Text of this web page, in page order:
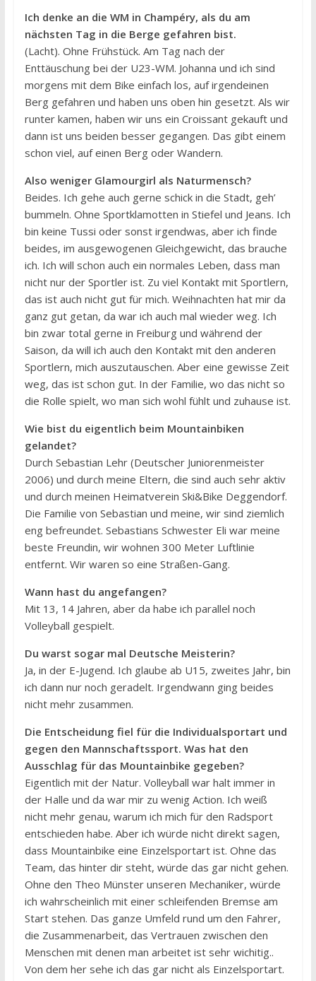
Ich denke an die WM in Champéry, als du am
nächsten Tag in die Berge gefahren bist.
(Lacht). Ohne Frühstück. Am Tag nach der
Enttäuschung bei der U23-WM. Johanna und ich sind
morgens mit dem Bike einfach los, auf irgendeinen
Berg gefahren und haben uns oben hin gesetzt. Als wir
runter kamen, haben wir uns ein Croissant gekauft und
dann ist uns beiden besser gegangen. Das gibt einem
schon viel, auf einen Berg oder Wandern.
Also weniger Glamourgirl als Naturmensch?
Beides. Ich gehe auch gerne schick in die Stadt, geh’
bummeln. Ohne Sportklamotten in Stiefel und Jeans. Ich
bin keine Tussi oder sonst irgendwas, aber ich finde
beides, im ausgewogenen Gleichgewicht, das brauche
ich. Ich will schon auch ein normales Leben, dass man
nicht nur der Sportler ist. Zu viel Kontakt mit Sportlern,
das ist auch nicht gut für mich. Weihnachten hat mir da
ganz gut getan, da war ich auch mal wieder weg. Ich
bin zwar total gerne in Freiburg und während der
Saison, da will ich auch den Kontakt mit den anderen
Sportlern, mich auszutauschen. Aber eine gewisse Zeit
weg, das ist schon gut. In der Familie, wo das nicht so
die Rolle spielt, wo man sich wohl fühlt und zuhause ist.
Wie bist du eigentlich beim Mountainbiken
gelandet?
Durch Sebastian Lehr (Deutscher Juniorenmeister
2006) und durch meine Eltern, die sind auch sehr aktiv
und durch meinen Heimatverein Ski&Bike Deggendorf.
Die Familie von Sebastian und meine, wir sind ziemlich
eng befreundet. Sebastians Schwester Eli war meine
beste Freundin, wir wohnen 300 Meter Luftlinie
entfernt. Wir waren so eine Straßen-Gang.
Wann hast du angefangen?
Mit 13, 14 Jahren, aber da habe ich parallel noch
Volleyball gespielt.
Du warst sogar mal Deutsche Meisterin?
Ja, in der E-Jugend. Ich glaube ab U15, zweites Jahr, bin
ich dann nur noch geradelt. Irgendwann ging beides
nicht mehr zusammen.
Die Entscheidung fiel für die Individualsportart und
gegen den Mannschaftssport. Was hat den
Ausschlag für das Mountainbike gegeben?
Eigentlich mit der Natur. Volleyball war halt immer in
der Halle und da war mir zu wenig Action. Ich weiß
nicht mehr genau, warum ich mich für den Radsport
entschieden habe. Aber ich würde nicht direkt sagen,
dass Mountainbike eine Einzelsportart ist. Ohne das
Team, das hinter dir steht, würde das gar nicht gehen.
Ohne den Theo Münster unseren Mechaniker, würde
ich wahrscheinlich mit einer schleifenden Bremse am
Start stehen. Das ganze Umfeld rund um den Fahrer,
die Zusammenarbeit, das Vertrauen zwischen den
Menschen mit denen man arbeitet ist sehr wichitig..
Von dem her sehe ich das gar nicht als Einzelsportart.